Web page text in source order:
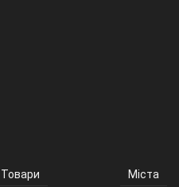
Товари Міста